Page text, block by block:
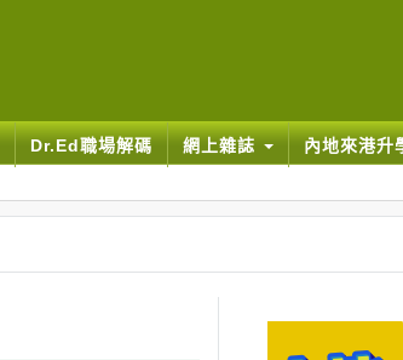
Dr.Ed職場解碼 網上雜誌 內地來港升